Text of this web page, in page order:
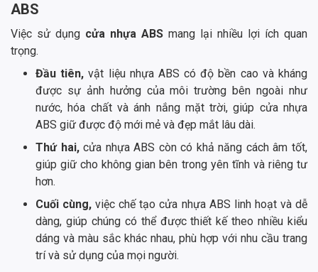
ABS
Việc sử dụng cửa nhựa ABS mang lại nhiều lợi ích quan
trọng.
Đầu tiên,vật liệu nhựa ABS có độ bền cao và kháng
được sự ảnh hưởng của môi trường bên ngoài như
nước, hóa chất và ánh nắng mặt trời, giúp cửa nhựa
ABS giữ được độ mới mẻ và đẹp mắt lâu dài.
Thứ hai,cửa nhựa ABS còn có khả năng cách âm tốt,
giúp giữ cho không gian bên trong yên tĩnh và riêng tư
hơn.
Cuối cùng, việc chế tạo cửa nhựa ABS linh hoạt và dễ
dàng, giúp chúng có thể được thiết kế theo nhiều kiểu
dáng và màu sắc khác nhau, phù hợp với nhu cầu trang
trí và sử dụng của mọi người.